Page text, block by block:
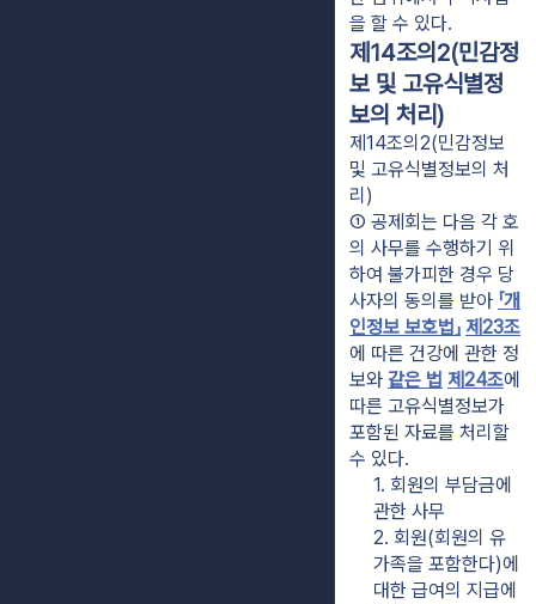
을 할 수 있다.
제14조의2(민감정
보 및 고유식별정
보의 처리)
제14조의2(민감정보
및 고유식별정보의 처
리)
① 공제회는 다음 각 호
의 사무를 수행하기 위
하여 불가피한 경우 당
사자의 동의를 받아 「개
인정보 보호법」 제23조
에 따른 건강에 관한 정
보와 같은 법 제24조에
따른 고유식별정보가
포함된 자료를 처리할
수 있다.
1. 회원의 부담금에
관한 사무
2. 회원(회원의 유
가족을 포함한다)에
대한 급여의 지급에